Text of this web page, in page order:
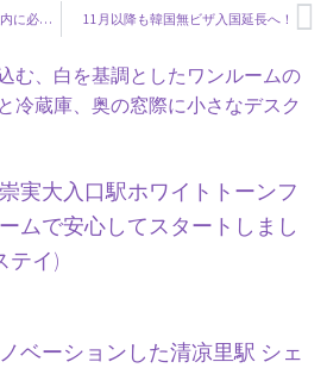
10月1日から韓国入国後1日以内に必須だったPCR検査義務が廃止になります！ 11月以降も韓国無ビザ入国延長へ！
実大入口駅ホワイトトーンフ
ムで安心してスタートしまし
テイ)
ベーションした清凉里駅 シェ